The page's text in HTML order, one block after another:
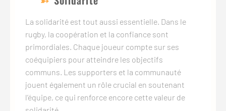
La solidarité est tout aussi essentielle. Dans le
rugby, la coopération et la confiance sont
primordiales. Chaque joueur compte sur ses
coéquipiers pour atteindre les objectifs
communs. Les supporters et la communauté
jouent également un rôle crucial en soutenant
l’équipe, ce qui renforce encore cette valeur de